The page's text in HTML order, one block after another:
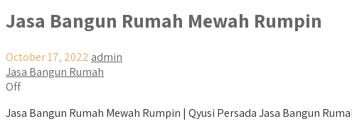
Jasa Bangun Rumah Mewah Rumpin
October 17, 2022 admin
Jasa Bangun Rumah
Off
Jasa Bangun Rumah Mewah Rumpin | Qyusi Persada Jasa Bangun